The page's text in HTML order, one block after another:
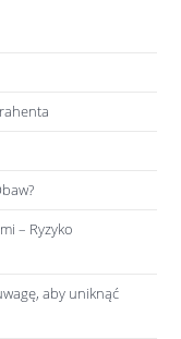
– Ryzyko
aby uniknąć